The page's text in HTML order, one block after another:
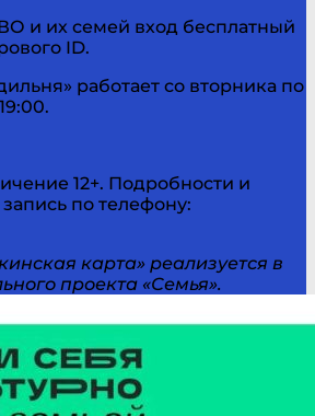
и их семей вход бесплатный
ID.
работает со вторника по
12+. Подробности и
по телефону:
карта» реализуется в
проекта «Семья».